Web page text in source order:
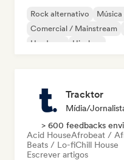
Rock alternativo
Música
Comercial / Mainstream
Hardcore
Hip-hop
Tracktor
Mídia/
> 600 feedbacks
Acid HouseAfrobeat /
Beats / Lo-fiChill House
Escrever artigos